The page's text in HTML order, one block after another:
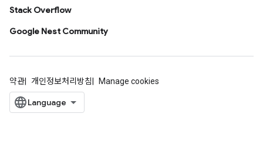
Stack Overflow
Google Nest Community
약관 개인정보처리방침 Manage cookies